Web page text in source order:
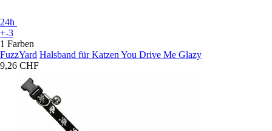
24h
+-3
1 Farben
FuzzYard Halsband für Katzen You Drive Me Glazy
9,26 CHF